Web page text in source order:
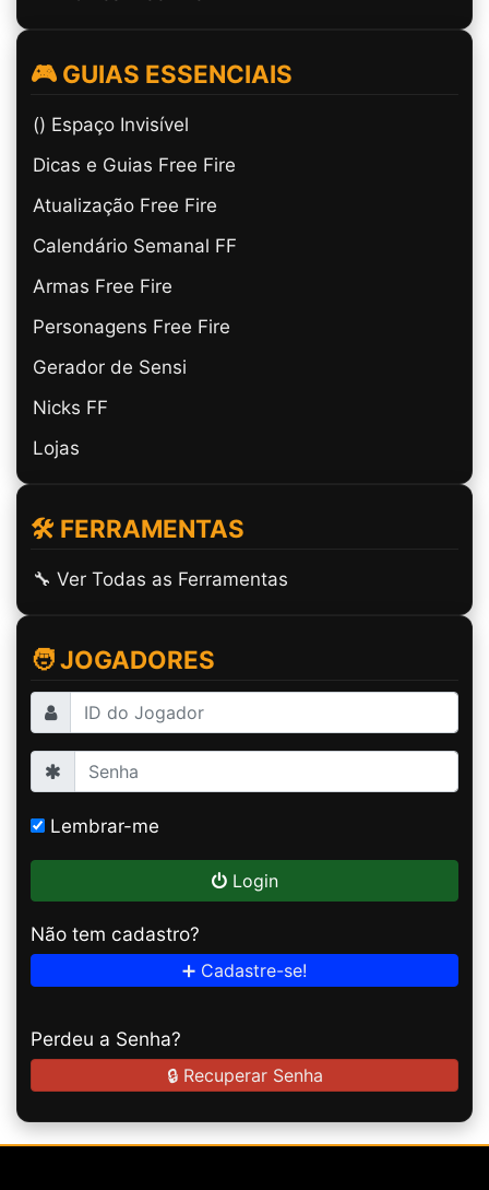
🎮 GUIAS ESSENCIAIS
(ㅤ) Espaço Invisível
Dicas e Guias Free Fire
Atualização Free Fire
Calendário Semanal FF
Armas Free Fire
Personagens Free Fire
Gerador de Sensi
Nicks FF
Lojas
🛠️ FERRAMENTAS
🔧 Ver Todas as Ferramentas
🧑 JOGADORES
Lembrar-me
Login
Não tem cadastro?
➕ Cadastre-se!
Perdeu a Senha?
🔒 Recuperar Senha